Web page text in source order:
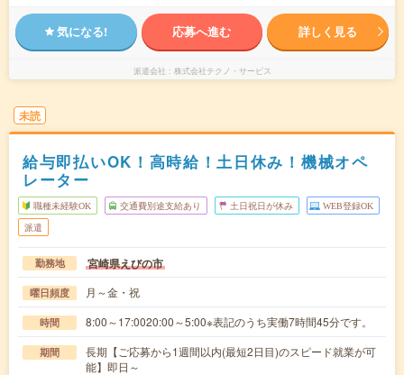
気になる! 応募へ進む 詳しく見る
派遣会社 株式会社テクノ・サービス
未読
給与即払いOK！高時給！土日休み！機械オペ
レーター
職種未経験OK 交通費別途支給あり 土日祝日が休み WEB登録OK
派遣
勤務地 宮崎県えびの市
曜日頻度 月～金・祝
時間 8:00～17:0020:00～5:00※表記のうち実働7時間45分です。
期間
長期【ご応募から1週間以内(最短2日目)のスピード就業が可
能】即日～